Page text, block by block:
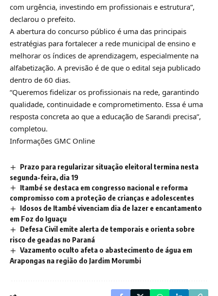
com urgência, investindo em profissionais e estrutura”,
declarou o prefeito.
A abertura do concurso público é uma das principais
estratégias para fortalecer a rede municipal de ensino e
melhorar os índices de aprendizagem, especialmente na
alfabetização. A previsão é de que o edital seja publicado
dentro de 60 dias.
“Queremos fidelizar os profissionais na rede, garantindo
qualidade, continuidade e comprometimento. Essa é uma
resposta concreta ao que a educação de Sarandi precisa”,
completou.
Informações GMC Online
Prazo para regularizar situação eleitoral termina nesta
segunda-feira, dia 19
Itambé se destaca em congresso nacional e reforma
compromisso com a proteção de crianças e adolescentes
Idosos de Itambé vivenciam dia de lazer e encantamento
em Foz do Iguaçu
Defesa Civil emite alerta de temporais e orienta sobre
risco de geadas no Paraná
Vazamento oculto afeta o abastecimento de água em
Arapongas na região do Jardim Morumbi